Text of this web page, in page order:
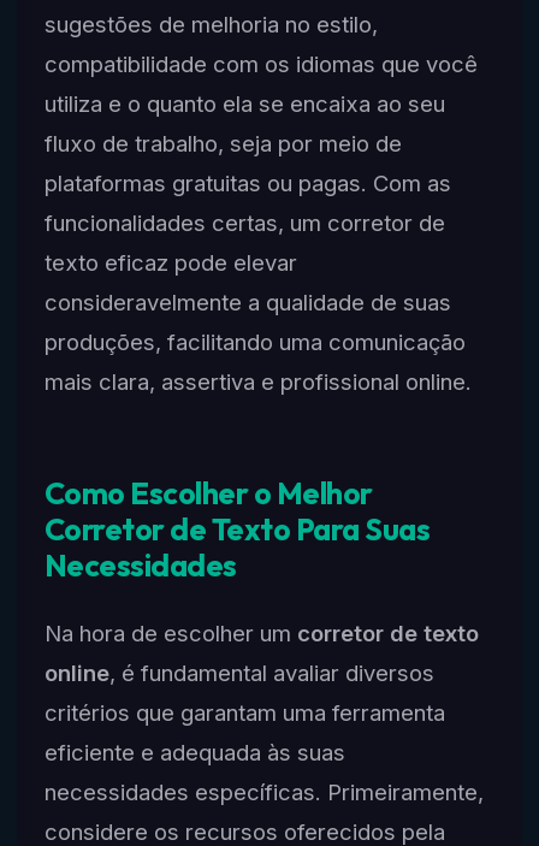
sugestões de melhoria no estilo,
compatibilidade com os idiomas que você
utiliza e o quanto ela se encaixa ao seu
fluxo de trabalho, seja por meio de
plataformas gratuitas ou pagas. Com as
funcionalidades certas, um corretor de
texto eficaz pode elevar
consideravelmente a qualidade de suas
produções, facilitando uma comunicação
mais clara, assertiva e profissional online.
Como Escolher o Melhor
Corretor de Texto Para Suas
Necessidades
Na hora de escolher um corretor de texto
online, é fundamental avaliar diversos
critérios que garantam uma ferramenta
eficiente e adequada às suas
necessidades específicas. Primeiramente,
considere os recursos oferecidos pela